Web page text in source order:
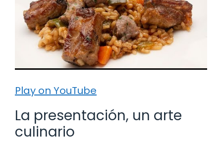
Play on YouTube
La presentación, un arte
culinario